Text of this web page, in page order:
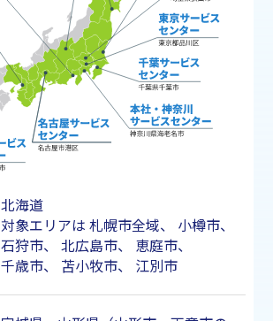
北海道
対象エリアは 札幌市全域、 小樽市、
石狩市、 北広島市、 恵庭市、
千歳市、 苫小牧市、 江別市